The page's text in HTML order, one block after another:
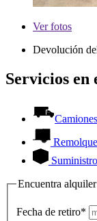
Verfotos
Devolución
Servicios en
Encuentra
Fecha de retiro*